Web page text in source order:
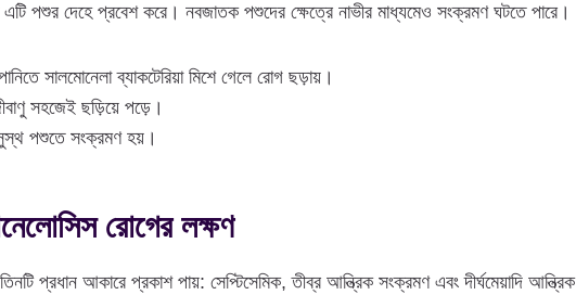
এটি পশুর দেহে প্রবেশ করে। নবজাতক পশুদের ক্ষেত্রে নাভীর মাধ্যমেও সংক্রমণ ঘটতে পারে।
সালমোনেলা ব্যাকটেরিয়া মিশে গেলে রোগ ছড়ায়।
সহজেই ছড়িয়ে পড়ে।
পশুতে সংক্রমণ হয়।
রোগের লক্ষণ
প্রধান আকারে প্রকাশ পায়: সেপ্টিসেমিক, তীব্র আন্ত্রিক সংক্রমণ এবং দীর্ঘমেয়াদি আন্ত্রিক